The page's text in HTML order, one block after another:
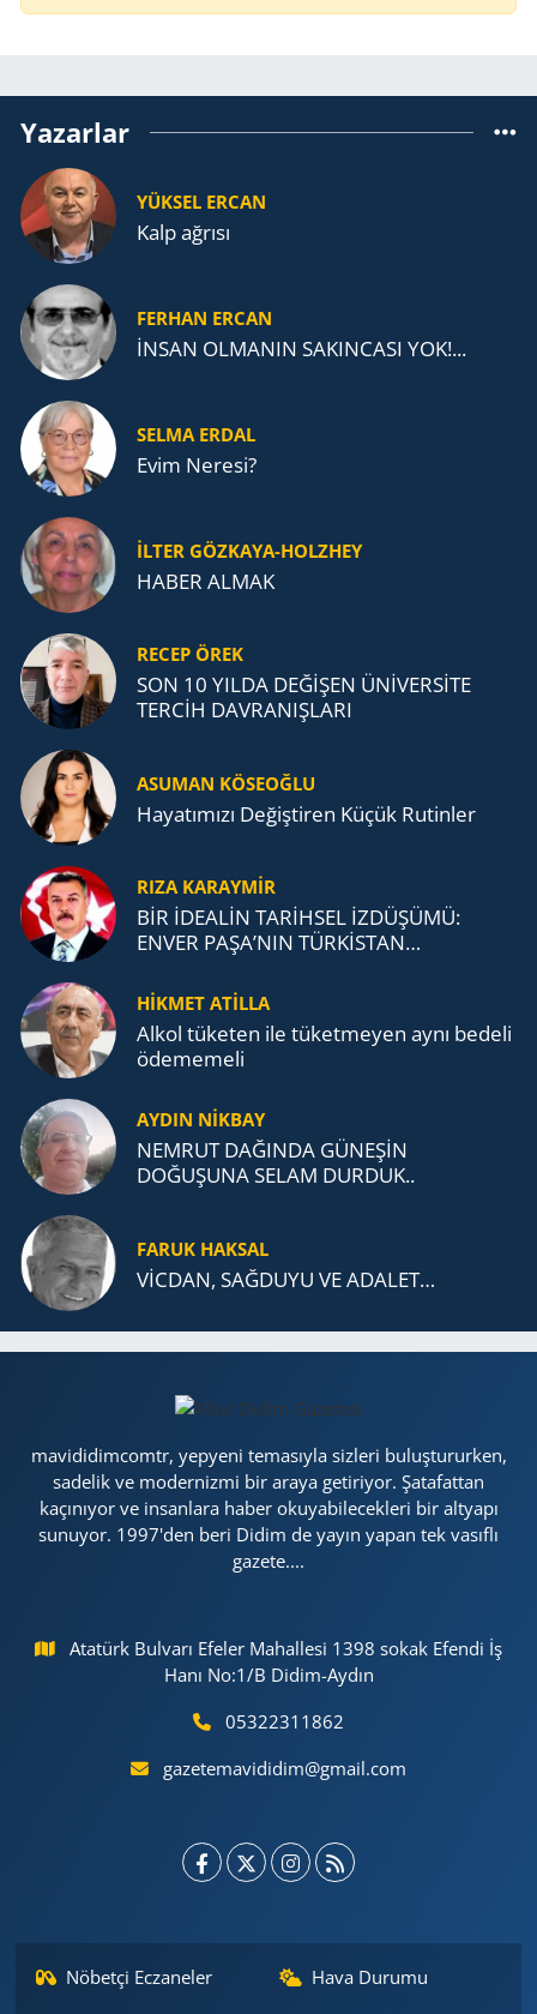
Yazarlar
YÜKSEL ERCAN
Kalp ağrısı
FERHAN ERCAN
İNSAN OLMANIN SAKINCASI YOK!...
SELMA ERDAL
Evim Neresi?
İLTER GÖZKAYA-HOLZHEY
HABER ALMAK
RECEP ÖREK
SON 10 YILDA DEĞİŞEN ÜNİVERSİTE
TERCİH DAVRANIŞLARI
ASUMAN KÖSEOĞLU
Ha­ya­tı­mı­zı De­ğiş­ti­ren Küçük Ru­tin­ler
RIZA KARAYMIR
BİR İDEALİN TARİHSEL İZDÜŞÜMÜ:
ENVER PAŞA’NIN TÜRKİSTAN
TEŞKİLATI’NA UZANAN MİRASI
HİKMET ATİLLA
Alkol tü­ke­ten ile tü­ket­me­yen aynı be­de­li
öde­me­me­li
AYDIN NİKBAY
NEMRUT DAĞINDA GÜNEŞİN
DOĞUŞUNA SELAM DURDUK..
FARUK HAKSAL
VİCDAN, SAĞ­DU­YU VE ADA­LET…
mavididimcomtr, yepyeni temasıyla sizleri buluştururken,
sadelik ve modernizmi bir araya getiriyor. Şatafattan
kaçınıyor ve insanlara haber okuyabilecekleri bir altyapı
sunuyor. 1997'den beri Didim de yayın yapan tek vasıflı
gazete....
Atatürk Bulvarı Efeler Mahallesi 1398 sokak Efendi İş
Hanı No:1/B Didim-Aydın
05322311862
gazetemavididim@gmail.com
Nöbetçi Eczaneler
Hava Durumu